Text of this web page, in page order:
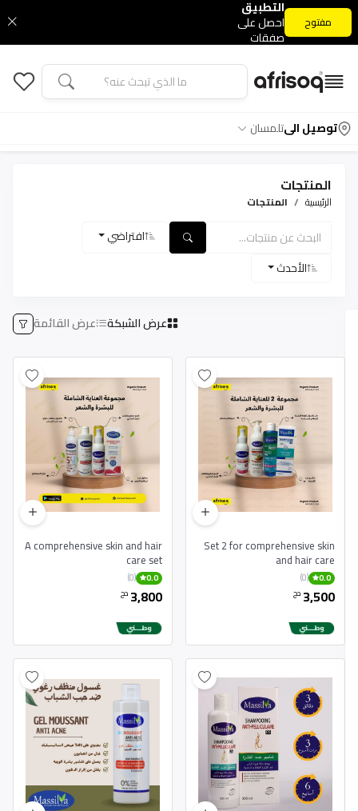
التطبيق
احصل على
صفقات
الحصرية
مفتوح
توصيل الىتلمسان
المنتجات
الرئيسية المنتجات
افتراضي
الأحدث
عرض الشبكة عرض القائمة
Set 2 for comprehensive skin
and hair care
0.0
(0)
3,500 دج
A comprehensive skin and hair
care set
0.0
(0)
3,800 دج